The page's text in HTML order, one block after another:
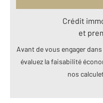
Crédit
et
Avant de vous engager
évaluez la faisabilité
nos